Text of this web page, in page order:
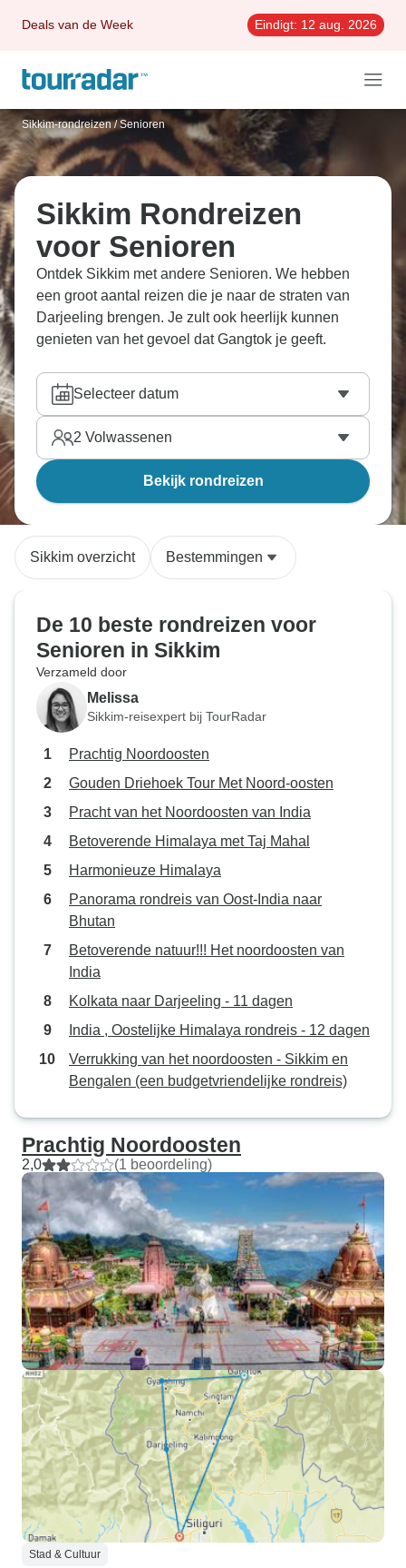
Deals van de Week Eindigt: 12 aug. 2026
Sikkim-rondreizen / Senioren
Sikkim Rondreizen
voor Senioren
Ontdek Sikkim met andere Senioren. We hebben
een groot aantal reizen die je naar de straten van
Darjeeling brengen. Je zult ook heerlijk kunnen
genieten van het gevoel dat Gangtok je geeft.
Selecteer datum
2 Volwassenen
Bekijk rondreizen
Sikkim overzicht Bestemmingen
De 10 beste rondreizen voor
Senioren in Sikkim
Verzameld door
Melissa
Sikkim-reisexpert bij TourRadar
Prachtig Noordoosten
Gouden Driehoek Tour Met Noord-oosten
Pracht van het Noordoosten van India
Betoverende Himalaya met Taj Mahal
Harmonieuze Himalaya
Panorama rondreis van Oost-India naar
Bhutan
Betoverende natuur!!! Het noordoosten van
India
Kolkata naar Darjeeling - 11 dagen
India , Oostelijke Himalaya rondreis - 12 dagen
Verrukking van het noordoosten - Sikkim en
Bengalen (een budgetvriendelijke rondreis)
Prachtig Noordoosten
2,0 (1 beoordeling)
Stad & Cultuur